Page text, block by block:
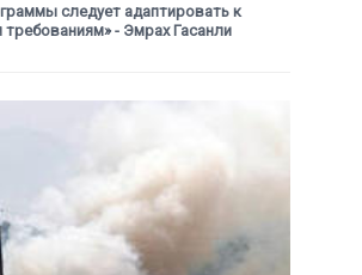
следует адаптировать к
- Эмрах Гасанли